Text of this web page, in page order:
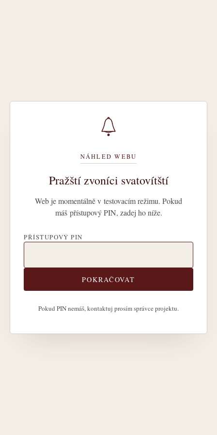
NÁHLED WEBU
Pražští zvoníci svatovítští
Web je momentálně v testovacím režimu. Pokud
máš přístupový PIN, zadej ho níže.
PŘÍSTUPOVÝ PIN
POKRAČOVAT
Pokud PIN nemáš, kontaktuj prosím správce projektu.